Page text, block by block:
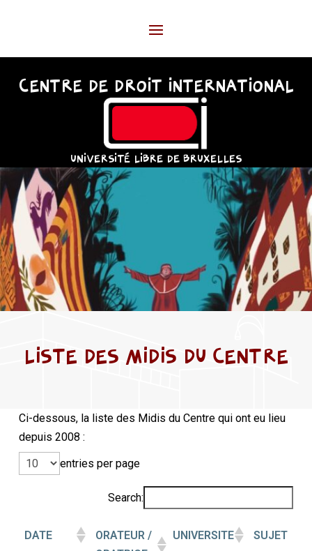
CENTRE DE DROIT INTERNATIONAL
UNIVERSITÉ LIBRE DE BRUXELLES
LISTE DES MIDIS DU CENTRE
Ci-dessous, la liste des Midis du Centre qui ont eu lieu
depuis 2008 :
entries per page
Search:
DATE
ORATEUR /
UNIVERSITE SUJET